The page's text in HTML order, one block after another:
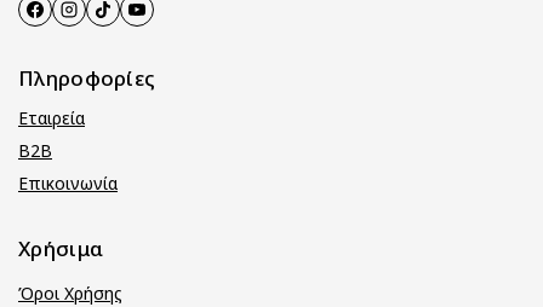
Πληροφορίες
Εταιρεία
B2B
Επικοινωνία
Χρήσιμα
Όροι Χρήσης